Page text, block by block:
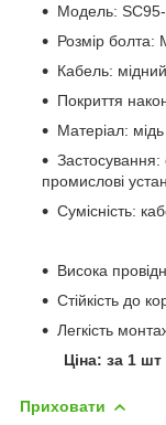
Модель:
Розмір болта:
Кабель:
Покриття
Матеріал: мідь
Застосування:
промислові
Сумісність:
Висока
Стійкість до
Легкість
Ціна: за 1 шт
Приховати